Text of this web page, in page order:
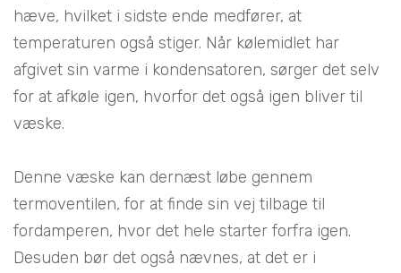
hæve, hvilket i sidste ende medfører, at
temperaturen også stiger. Når kølemidlet har
afgivet sin varme i kondensatoren, sørger det selv
for at afkøle igen, hvorfor det også igen bliver til
væske.
Denne væske kan dernæst løbe gennem
termoventilen, for at finde sin vej tilbage til
fordamperen, hvor det hele starter forfra igen.
Desuden bør det også nævnes, at det er i